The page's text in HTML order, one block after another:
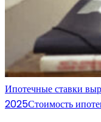
Ипотечные ставки
2025Стоимость